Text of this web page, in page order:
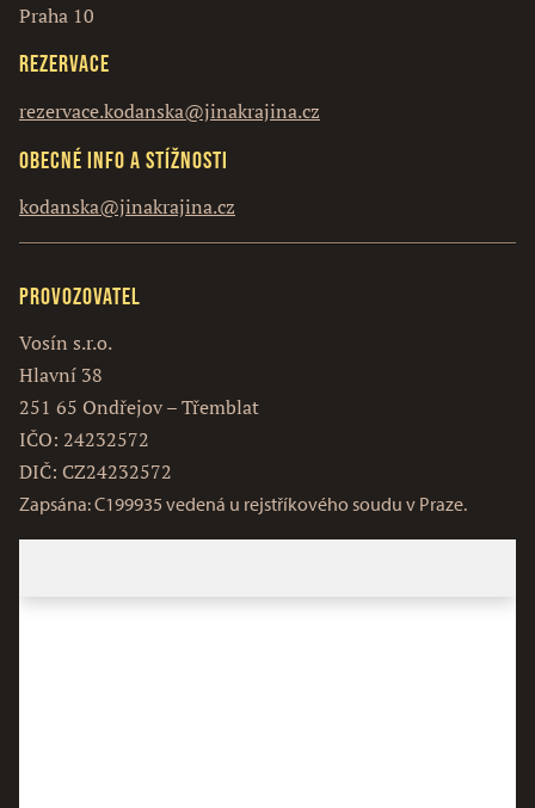
Praha 10
Rezervace
rezervace.kodanska@jinakrajina.cz
Obecné info a stížnosti
kodanska@jinakrajina.cz
Provozovatel
Vosín s.r.o.
Hlavní 38
251 65 Ondřejov – Třemblat
IČO: 24232572
DIČ: CZ24232572
Zapsána: C199935 vedená u rejstříkového soudu v Praze.